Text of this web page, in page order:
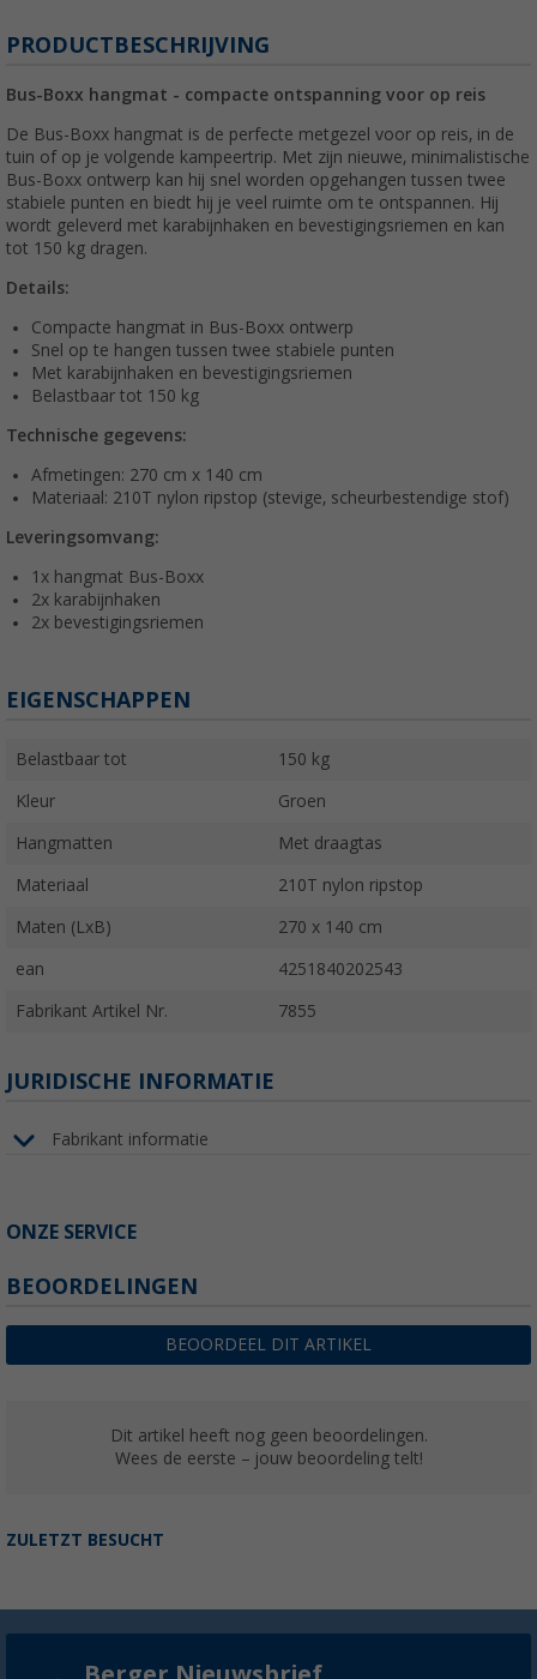
PRODUCTBESCHRIJVING
Bus-Boxx hangmat - compacte ontspanning voor op reis
De Bus-Boxx hangmat is de perfecte metgezel voor op reis, in de
tuin of op je volgende kampeertrip. Met zijn nieuwe, minimalistische
Bus-Boxx ontwerp kan hij snel worden opgehangen tussen twee
stabiele punten en biedt hij je veel ruimte om te ontspannen. Hij
wordt geleverd met karabijnhaken en bevestigingsriemen en kan
tot 150 kg dragen.
Details:
Compacte hangmat in Bus-Boxx ontwerp
Snel op te hangen tussen twee stabiele punten
Met karabijnhaken en bevestigingsriemen
Belastbaar tot 150 kg
Technische gegevens:
Afmetingen: 270 cm x 140 cm
Materiaal: 210T nylon ripstop (stevige, scheurbestendige stof)
Leveringsomvang:
1x hangmat Bus-Boxx
2x karabijnhaken
2x bevestigingsriemen
EIGENSCHAPPEN
Belastbaar tot 150 kg
Kleur Groen
Hangmatten Met draagtas
Materiaal 210T nylon ripstop
Maten (LxB) 270 x 140 cm
ean 4251840202543
Fabrikant Artikel Nr. 7855
JURIDISCHE INFORMATIE
Fabrikant informatie
ONZE SERVICE
BEOORDELINGEN
BEOORDEEL DIT ARTIKEL
Dit artikel heeft nog geen beoordelingen.
Wees de eerste – jouw beoordeling telt!
ZULETZT BESUCHT